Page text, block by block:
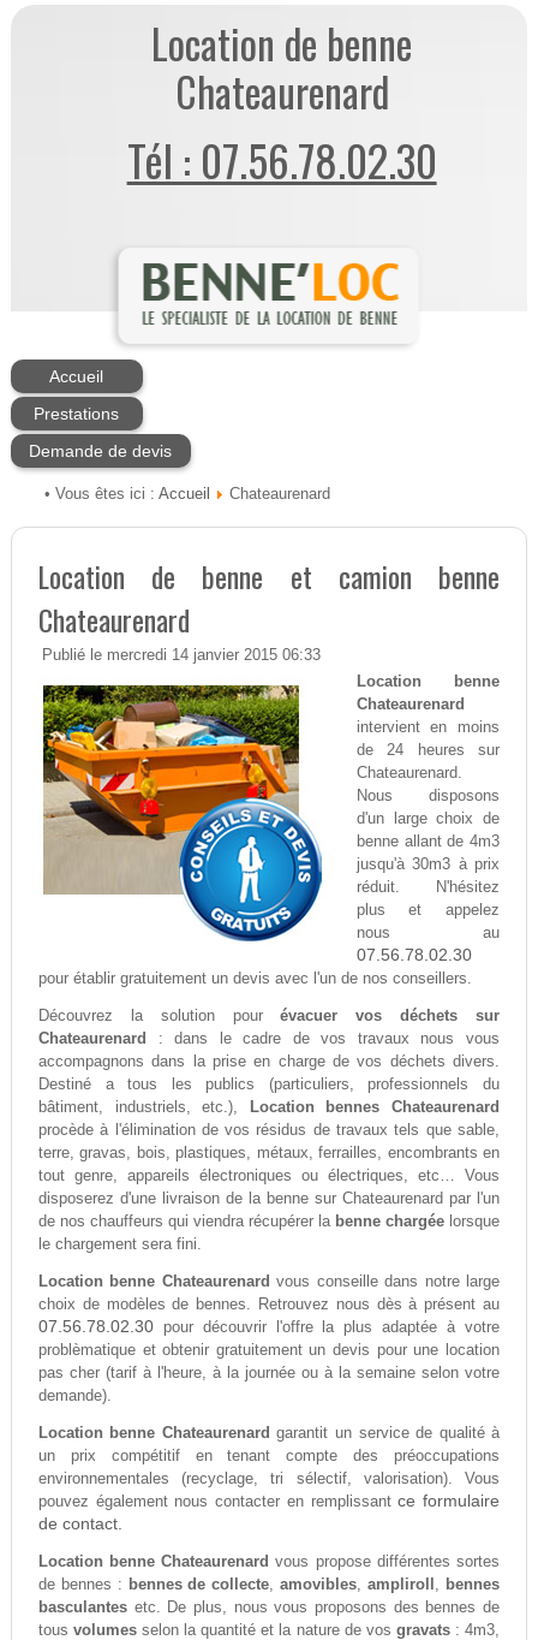
Location de benne
Chateaurenard
Tél : 07.56.78.02.30
Accueil
Prestations
Demande de devis
• Vous êtes ici : Accueil Chateaurenard
Location de benne et camion benne
Chateaurenard
Publié le mercredi 14 janvier 2015 06:33
Location benne
Chateaurenard
intervient en moins
de 24 heures sur
Chateaurenard.
Nous disposons
d'un large choix de
benne allant de 4m3
jusqu'à 30m3 à prix
réduit. N'hésitez
plus et appelez
nous au
07.56.78.02.30
pour établir gratuitement un devis avec l'un de nos conseillers.
Découvrez la solution pourévacuer vos déchets sur
Chateaurenard
: dans le cadre de vos travaux nous vous
accompagnons dans la prise en charge de vos déchets divers.
Destiné a tous les publics (particuliers, professionnels du
bâtiment, industriels, etc.),
Location bennes Chateaurenard
procède à l'élimination de vos résidus de travaux tels que sable,
terre, gravas, bois, plastiques, métaux, ferrailles, encombrants en
tout genre, appareils électroniques ou électriques, etc… Vous
disposerez d'une livraison de la benne sur Chateaurenard par l'un
de nos chauffeurs qui viendra récupérer la benne chargée lorsque
le chargement sera fini.
Location benne Chateaurenard vous conseille dans notre large
choix de modèles de bennes. Retrouvez nous dès à présent au
07.56.78.02.30pour découvrir l'offre la plus adaptée à votre
problèmatique et obtenir gratuitement un devis pour une location
pas cher (tarif à l'heure, à la journée ou à la semaine selon votre
demande).
Location benne Chateaurenard garantit un service de qualité à
un prix compétitif en tenant compte des préoccupations
environnementales (recyclage, tri sélectif, valorisation). Vous
pouvez également nous contacter en remplissantce formulaire
de contact.
Location benne Chateaurenard vous propose différentes sortes
de bennes : bennes de collecte, amovibles,ampliroll , bennes
basculantesetc. De plus, nous vous proposons des bennes de
tousvolumes selon la quantité et la nature de vos gravats: 4m3,